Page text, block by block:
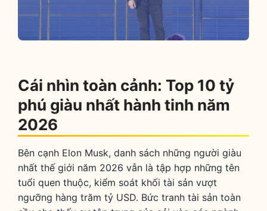
Cái nhìn toàn cảnh: Top 10 tỷ
phú giàu nhất hành tinh năm
2026
Bên cạnh Elon Musk, danh sách những người giàu
nhất thế giới năm 2026 vẫn là tập hợp những tên
tuổi quen thuộc, kiểm soát khối tài sản vượt
ngưỡng hàng trăm tỷ USD. Bức tranh tài sản toàn